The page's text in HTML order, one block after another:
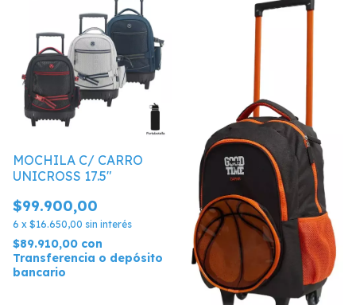
MOCHILA C/ CARRO
UNICROSS 17.5"
$99.900,00
6 x $16.650,00 sin interés
$89.910,00 con
Transferencia o depósito
bancario